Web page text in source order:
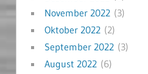
November 2022(3)
Oktober 2022(2)
September 2022(3)
August 2022(6)